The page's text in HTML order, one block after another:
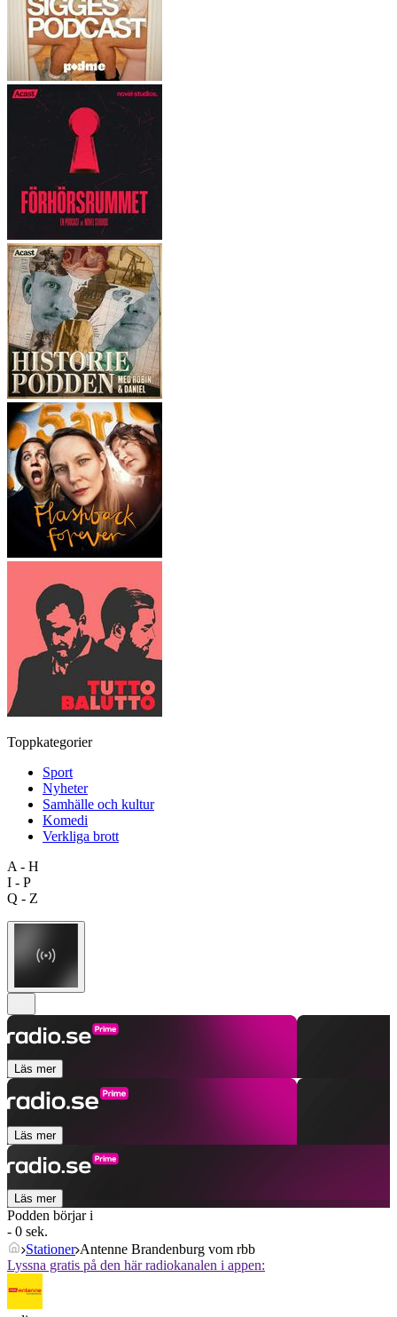
Toppkategorier
Sport
Nyheter
Samhälle och kultur
Komedi
Verkliga brott
A - H
I - P
Q - Z
Läs mer
Läs mer
Läs mer
Podden börjar i
- 0 sek.
Stationer Antenne Brandenburg vom rbb
Lyssna gratis på den här radiokanalen i appen: